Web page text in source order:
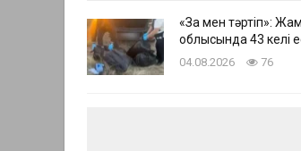
«Заң мен тәртіп»:
облысында 43 келі
04.08.2026 76